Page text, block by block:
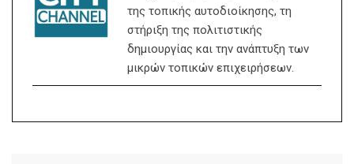
της τοπικής αυτοδιοίκησης, τη
στήριξη της πολιτιστικής
δημιουργίας και την ανάπτυξη των
μικρών τοπικών επιχειρήσεων.